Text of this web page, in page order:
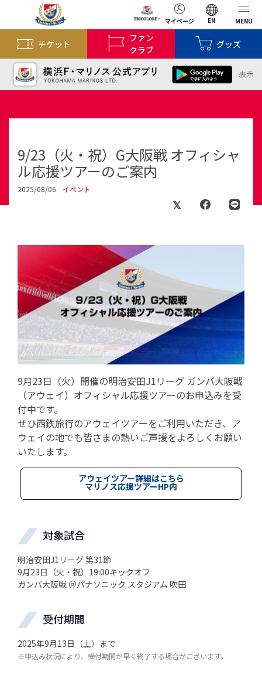
マイページ EN MENU
チケット
ファン
クラブ
グッズ
9/23（火・祝）G大阪戦 オフィシャ
ル応援ツアーのご案内
2025/08/06 イベント
9月23日（火）開催の明治安田J1リーグ ガンバ大阪戦
（アウェイ）オフィシャル応援ツアーのお申込みを受
付中です。
ぜひ西鉄旅行のアウェイツアーをご利用いただき、ア
ウェイの地でも皆さまの熱いご声援をよろしくお願い
いたします。
アウェイツアー詳細はこちら
マリノス応援ツアーHP内
対象試合
明治安田J1リーグ 第31節
9月23日（火・祝）19:00キックオフ
ガンバ大阪戦 ＠パナソニック スタジアム 吹田
受付期間
2025年9月13日（土）まで
※申込み状況により、受付期間が早く終了する場合がございます。